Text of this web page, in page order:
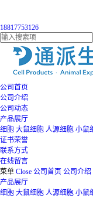
18817753126
公司首页
公司介绍
公司动态
产品展厅
细胞 大鼠细胞 人源细胞 小鼠
证书荣誉
联系方式
在线留言
菜单 Close 公司首页 公司介绍
产品展厅
细胞 大鼠细胞 人源细胞 小鼠